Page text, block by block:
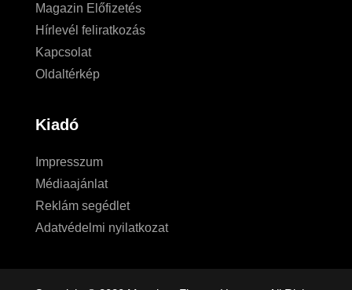
Magazin Előfizetés
Hírlevél feliratkozás
Kapcsolat
Oldaltérkép
Kiadó
Impresszum
Médiaajánlat
Reklám segédlet
Adatvédelmi nyilatkozat